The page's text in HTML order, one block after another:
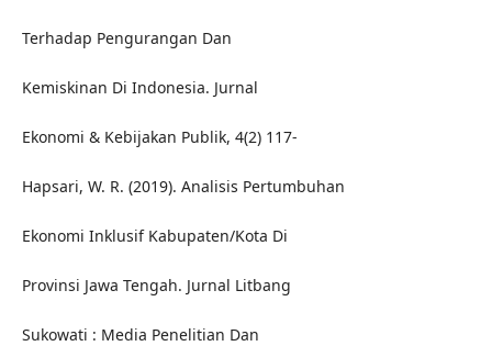
Terhadap Pengurangan Dan
Kemiskinan Di Indonesia. Jurnal
Ekonomi & Kebijakan Publik, 4(2) 117-
Hapsari, W. R. (2019). Analisis Pertumbuhan
Ekonomi Inklusif Kabupaten/Kota Di
Provinsi Jawa Tengah. Jurnal Litbang
Sukowati : Media Penelitian Dan